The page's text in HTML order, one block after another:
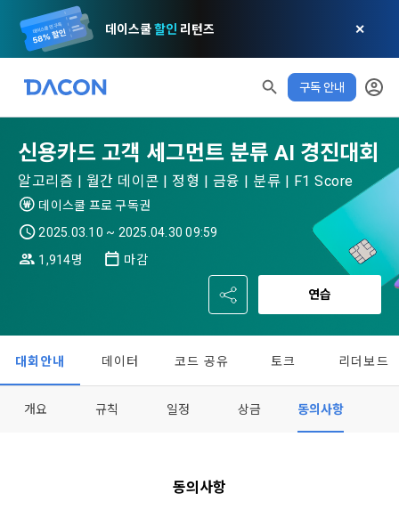
데이스쿨할인 리턴즈 ✕
구독 안내
신용카드 고객 세그먼트 분류 AI 경진대회
알고리즘 | 월간 데이콘 | 정형 | 금융 | 분류 | F1 Score
데이스쿨 프로 구독권
2025.03.10 ~ 2025.04.30 09:59
1,914명
마감
연습
대회안내 데이터 코드 공유 토크 리더보드
개요 규칙 일정 상금 동의사항
동의사항